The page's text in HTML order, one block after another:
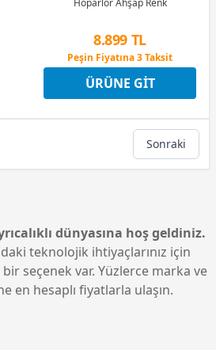
8.899 TL
Peşin Fiyatına 3 Taksit
4 Ay x 2.471 TL taksitle
Peşin Fiyatına 3 Taksit
ÜRÜNE GIT
Sonraki
dünyasına hoş geldiniz.
teknolojik ihtiyaçlarınız için
seçenek var. Yüzlerce marka ve
en hesaplı fiyatlarla ulaşın.